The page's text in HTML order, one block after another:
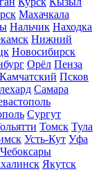
Махачкала
Нальчик Находка
Нижний
Новосибирск
Орёл Пенза
Псков
Самара
Сургут
Томск Тула
Усть-Кут Уфа
Чебоксары
Якутск